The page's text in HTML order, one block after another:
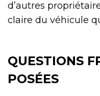
d’autres
claire du véhicule
QUESTIONS
POSÉES